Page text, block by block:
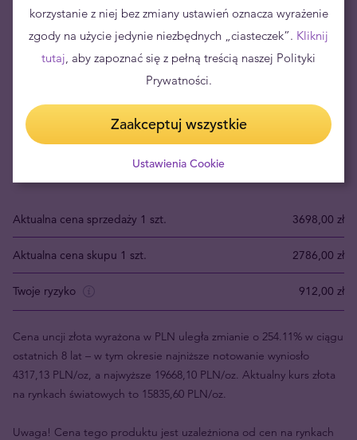
Długoterminowa inwestycja w złoto
Inwestycja w fizyczne złoto to – w perspektywie długoterminowej –
majątku
. W zależności od indywidualnych preferencji oraz
aktualnej sytuacji ekonomiczno-gospodarczej, najczęściej
Aktualna cena sprzedaży 1 szt. 3698,00 zł
Aktualna cena skupu 1 szt. 2786,00 zł
Twoje ryzyko 912,00 zł
Cena uncji złota wyrażona w PLN uległa zmianie o 254.11% w ciągu
ostatnich 8 lat – w tym okresie najniższe notowanie wyniosło
4317,13 PLN/oz, a najwyższe 19668,10 PLN/oz. Aktualny kurs złota
na rynkach światowych to 15835,60 PLN/oz.
Uwaga! Cena tego produktu jest uzależniona od cen na rynkach
korzystanie z niej bez zmiany ustawień oznacza wyrażenie
zgody na użycie jedynie niezbędnych „ciasteczek”. Kliknij
tutaj, aby zapoznać się z pełną treścią naszej Polityki
Prywatności.
Zaakceptuj wszystkie
Ustawienia Cookie